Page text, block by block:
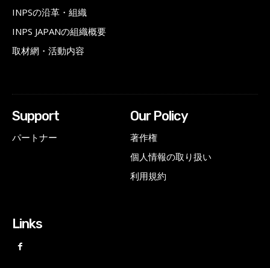
INPSの沿革・組織
INPS JAPANの組織概要
取材網・活動内容
Support
パートナー
Our Policy
著作権
個人情報の取り扱い
利用規約
Links